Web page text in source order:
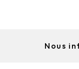
Nous